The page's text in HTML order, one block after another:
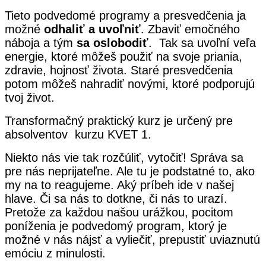
Tieto podvedomé programy a presvedčenia ja
možné odhaliť a uvoľniť. Zbaviť emočného
náboja a tým sa oslobodiť. Tak sa uvoľní veľa
energie, ktoré môžeš použiť na svoje priania,
zdravie, hojnosť života. Staré presvedčenia
potom môžeš nahradiť novými, ktoré podporujú
tvoj život.
Transformačný praktický kurz je určený pre
absolventov kurzu KVET 1.
Niekto nás vie tak rozčúliť, vytočiť! Správa sa
pre nás neprijateľne. Ale tu je podstatné to, ako
my na to reagujeme. Aký príbeh ide v našej
hlave. Či sa nás to dotkne, či nás to urazí.
Pretože za každou našou urážkou, pocitom
poníženia je podvedomý program, ktorý je
možné v nás nájsť a vyliečiť, prepustiť uviaznutú
emóciu z minulosti.